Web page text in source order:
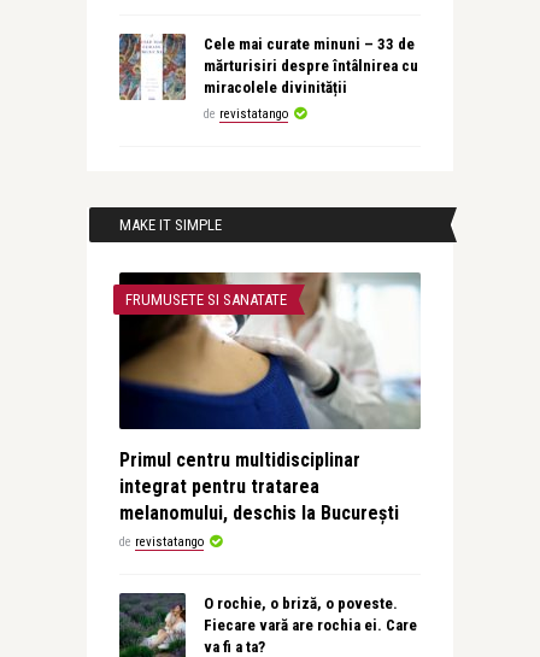
Cele mai curate minuni – 33 de
mărturisiri despre întâlnirea cu
miracolele divinității
de revistatango
MAKE IT SIMPLE
FRUMUSETE SI SANATATE
Primul centru multidisciplinar
integrat pentru tratarea
melanomului, deschis la București
de revistatango
O rochie, o briză, o poveste.
Fiecare vară are rochia ei. Care
va fi a ta?